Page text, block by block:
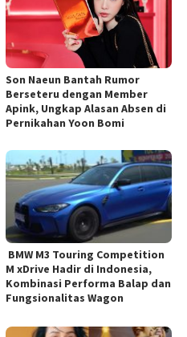
Son Naeun Bantah Rumor
Berseteru dengan Member
Apink, Ungkap Alasan Absen di
Pernikahan Yoon Bomi
BMW M3 Touring Competition
M xDrive Hadir di Indonesia,
Kombinasi Performa Balap dan
Fungsionalitas Wagon